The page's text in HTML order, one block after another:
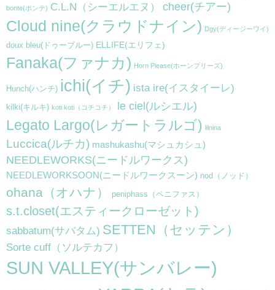
bonte(ボンテ) C.L.N（シーエルエヌ） cheer(チアー)
Cloud nine(クラウドナイン) Dgy(ディージーワイ)
doux bleu(ドゥーブルー) ELLIFE(エリフェ)
Fanaka(ファナカ) Horn Please(ホーンプリーズ)
Hunch(ハンチ) ichi(イチ) ista ire(イスタイーレ)
kilki(キルキ) koti koti（コチコチ） le ciel(ルシエル)
Legato Largo(レガートラルゴ) lilnina
Luccica(ルチカ) mashukashu(マシュカシュ)
NEEDLEWORKS(ニードルワークス)
NEEDLEWORKSOON(ニードルワークスーン) nod（ノッド）
ohana（オハナ） peniphass（ペニファス）
s.t.closet(エスティークローゼット)
sabbatum(サバタム) SETTEN（セッテン）
Sorte cuff（ソルテカフ）
SUN VALLEY(サンバレー)